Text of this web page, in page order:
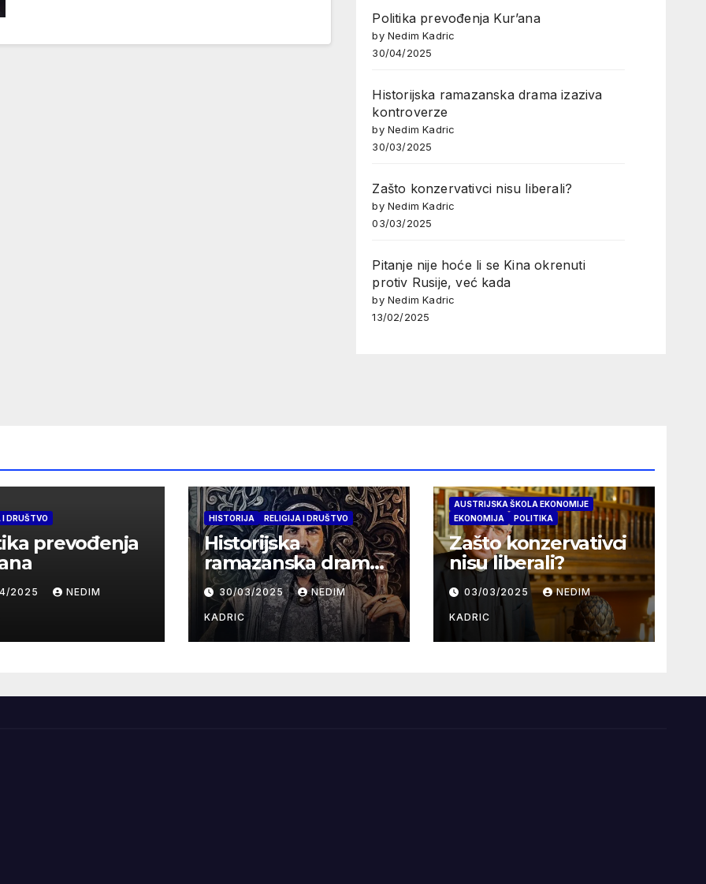
Politika prevođenja Kur’ana
by Nedim Kadric
30/04/2025
Historijska ramazanska drama izaziva
kontroverze
by Nedim Kadric
30/03/2025
Zašto konzervativci nisu liberali?
by Nedim Kadric
03/03/2025
Pitanje nije hoće li se Kina okrenuti
protiv Rusije, već kada
by Nedim Kadric
13/02/2025
I DRUŠTVO
prevođenja
2025 NEDIM
HISTORIJA RELIGIJA I DRUŠTVO
Historijska
ramazanska drama
izaziva kontroverze
30/03/2025 NEDIM
KADRIC
AUSTRIJSKA ŠKOLA EKONOMIJE
EKONOMIJA
POLITIKA
Zašto konzervativci
nisu liberali?
03/03/2025 NEDIM
KADRIC